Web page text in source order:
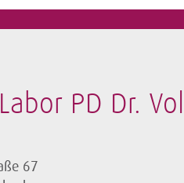
PD Dr.
67